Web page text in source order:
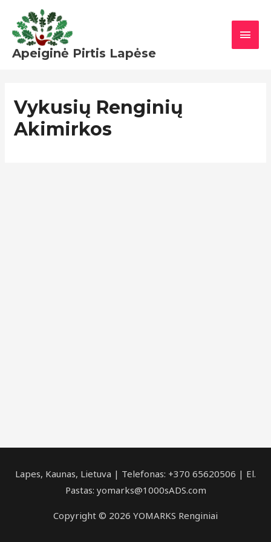
prie
turinio
Apeiginė Pirtis Lapėse
Vykusių Renginių
Akimirkos
Lapes, Kaunas, Lietuva | Telefonas: +370 65620506 | El.
Pastas: yomarks@1000sADS.com
Copyright © 2026 YOMARKS Renginiai